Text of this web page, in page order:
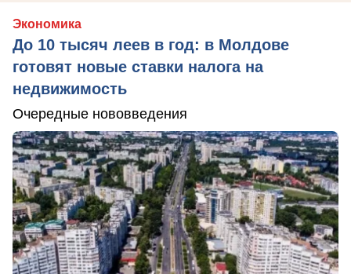
Экономика
До 10 тысяч леев в год: в Молдове
готовят новые ставки налога на
недвижимость
Очередные нововведения